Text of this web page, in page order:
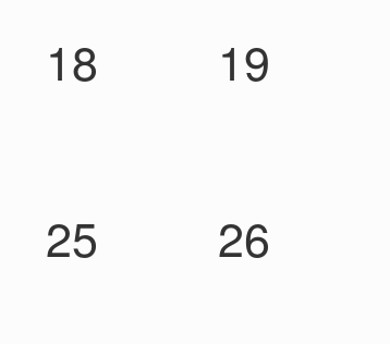
18 19
25 26